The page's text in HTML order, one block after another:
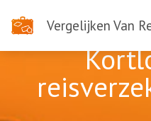
Vergelijken Van